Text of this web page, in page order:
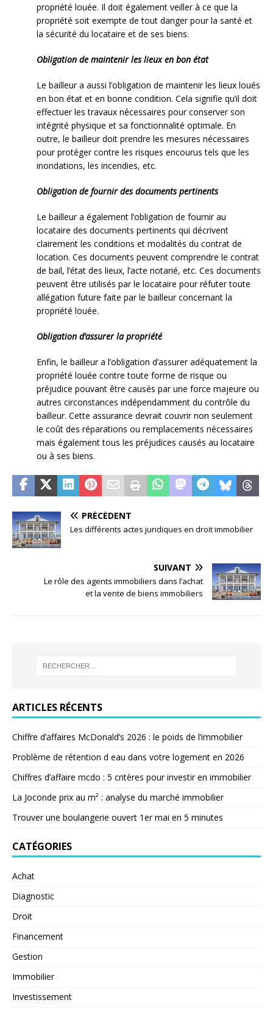
propriété louée. Il doit également veiller à ce que la
propriété soit exempte de tout danger pour la santé et
la sécurité du locataire et de ses biens.
Obligation de maintenir les lieux en bon état
Le bailleur a aussi l’obligation de maintenir les lieux loués
en bon état et en bonne condition. Cela signifie qu’il doit
effectuer les travaux nécessaires pour conserver son
intégrité physique et sa fonctionnalité optimale. En
outre, le bailleur doit prendre les mesures nécessaires
pour protéger contre les risques encourus tels que les
inondations, les incendies, etc.
Obligation de fournir des documents pertinents
Le bailleur a également l’obligation de fournir au
locataire des documents pertinents qui décrivent
clairement les conditions et modalités du contrat de
location. Ces documents peuvent comprendre le contrat
de bail, l’état des lieux, l’acte notarié, etc. Ces documents
peuvent être utilisés par le locataire pour réfuter toute
allégation future faite par le bailleur concernant la
propriété louée.
Obligation d’assurer la propriété
Enfin, le bailleur a l’obligation d’assurer adéquatement la
propriété louée contre toute forme de risque ou
préjudice pouvant être causés par une force majeure ou
autres circonstances indépendamment du contrôle du
bailleur. Cette assurance devrait couvrir non seulement
le coût des réparations ou remplacements nécessaires
mais également tous les préjudices causés au locataire
ou à ses biens.
PRÉCÉDENT
Les différents actes juridiques en droit immobilier
SUIVANT
Le rôle des agents immobiliers dans l’achat
et la vente de biens immobiliers
ARTICLES RÉCENTS
Chiffre d’affaires McDonald’s 2026 : le poids de l’immobilier
Problème de rétention d eau dans votre logement en 2026
Chiffres d’affaire mcdo : 5 critères pour investir en immobilier
La Joconde prix au m² : analyse du marché immobilier
Trouver une boulangerie ouvert 1er mai en 5 minutes
CATÉGORIES
Achat
Diagnostic
Droit
Financement
Gestion
Immobilier
Investissement